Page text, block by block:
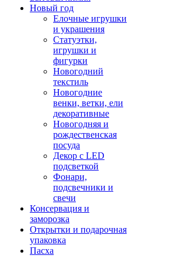
Новый год
Елочные игрушки
и украшения
Статуэтки,
игрушки и
фигурки
Новогодний
текстиль
Новогодние
венки, ветки, ели
декоративные
Новогодняя и
рождественская
посуда
Декор с LED
подсветкой
Фонари,
подсвечники и
свечи
Консервация и
заморозка
Открытки и подарочная
упаковка
Пасха